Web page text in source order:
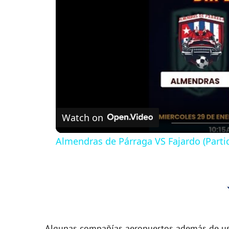
Watch on
Almendras de Párraga VS Fajardo